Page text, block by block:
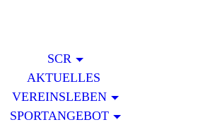
SCR
AKTUELLES
VEREINSLEBEN
SPORTANGEBOT